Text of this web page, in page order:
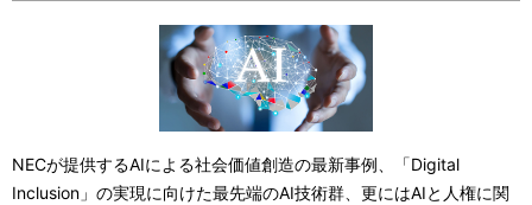
NECが提供するAIによる社会価値創造の最新事例、「Digital
Inclusion」の実現に向けた最先端のAI技術群、更にはAIと人権に関